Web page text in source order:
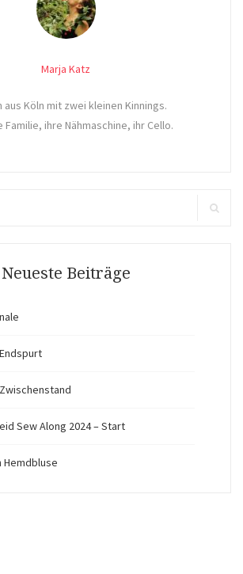
Marja Katz
aus Köln mit zwei kleinen Kinnings.
Familie, ihre Nähmaschine, ihr Cello.
Neueste Beiträge
Sew Along 2024 – Start
Hemdbluse